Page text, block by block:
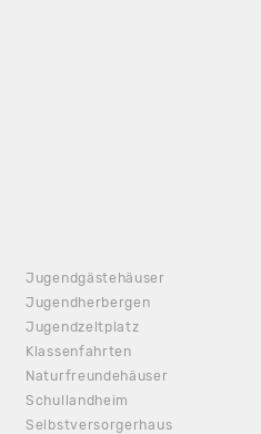
Jugendgästehäuser
Jugendherbergen
Jugendzeltplatz
Klassenfahrten
Naturfreundehäuser
Schullandheim
Selbstversorgerhaus